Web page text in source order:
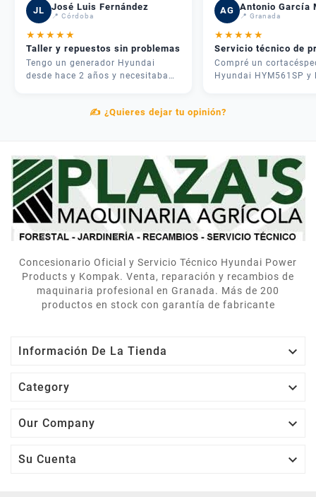
JL José Luis Fernández
📍 Córdoba
★★★★★
Taller y repuestos sin problemas
Tengo un generador Hyundai
desde hace 2 años y necesitaba
claro y en 3 días lo tenía como
AG Antonio García
📍 Granada
★★★★★
Servicio técnico de
Compré un
Hyundai HYM561SP y
teléfono y me
explicó cómo usarlo
correctamente. Muy
contentos.
✍️ ¿Quieres dejar tu opinión?
Concesionario Oficial y Servicio Técnico Hyundai Power
Products y Kompak. Venta, reparación y recambios de
maquinaria profesional en Granada. Más de 200
productos en stock con garantía de fabricante
Información De La Tienda 
Category 
Our Company 
Su Cuenta 